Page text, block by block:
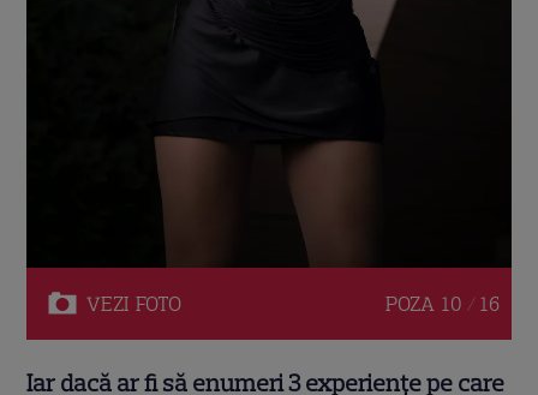
VEZI FOTO POZA 10 / 16
Iar dacă ar fi să enumeri 3 experiențe pe care